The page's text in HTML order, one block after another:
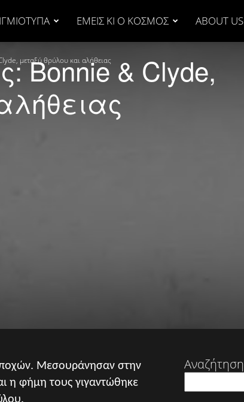
ΕΜΕΙΣ ΚΙ Ο ΚΟΣΜΟΣ ABOUT US
μεταξύ θρύλου και αλήθειας
Bonnie & Clyde,
Μεσουράνησαν στην
η φήμη τους γιγαντώθηκε
Αναζήτηση